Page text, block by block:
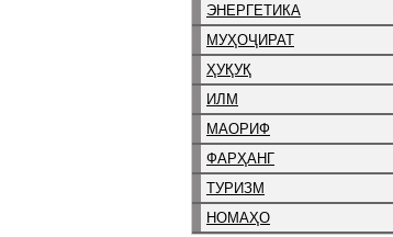
ЭНЕРГЕТИКА
МУҲОҶИРАТ
ҲУҚУҚ
ИЛМ
МАОРИФ
ФАРҲАНГ
ТУРИЗМ
НОМАҲО